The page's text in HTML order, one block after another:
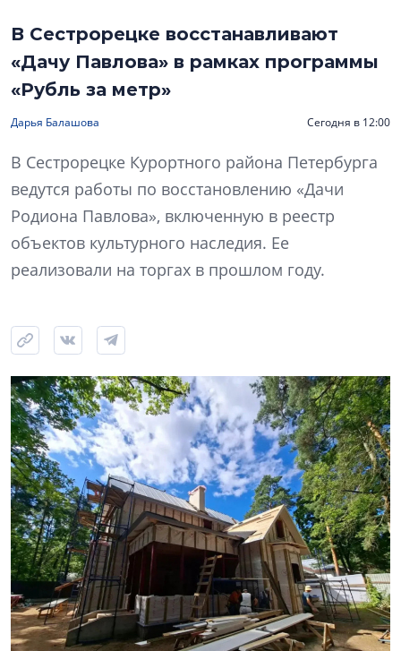
В Сестрорецке восстанавливают
«Дачу Павлова» в рамках программы
«Рубль за метр»
Дарья Балашова Сегодня в 12:00
В Сестрорецке Курортного района Петербурга
ведутся работы по восстановлению «Дачи
Родиона Павлова», включенную в реестр
объектов культурного наследия. Ее
реализовали на торгах в прошлом году.